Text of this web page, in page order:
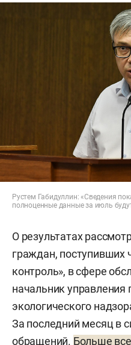
Рустем Габидуллин: «Сведения
полноценные данные за июль
О результатах
граждан, поступивших
контроль», в сфере
начальник управления
экологического
За последний месяц в
обращений. Больше